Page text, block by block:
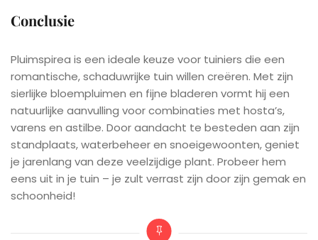
Conclusie
Pluimspirea is een ideale keuze voor tuiniers die een
romantische, schaduwrijke tuin willen creëren. Met zijn
sierlijke bloempluimen en fijne bladeren vormt hij een
natuurlijke aanvulling voor combinaties met hosta’s,
varens en astilbe. Door aandacht te besteden aan zijn
standplaats, waterbeheer en snoeigewoonten, geniet
je jarenlang van deze veelzijdige plant. Probeer hem
eens uit in je tuin – je zult verrast zijn door zijn gemak en
schoonheid!